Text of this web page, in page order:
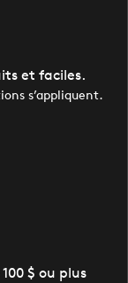
et faciles.
s’appliquent.
$ ou plus